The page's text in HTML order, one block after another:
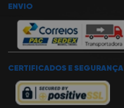
ENVIO
CERTIFICADOS E SEGURANÇA